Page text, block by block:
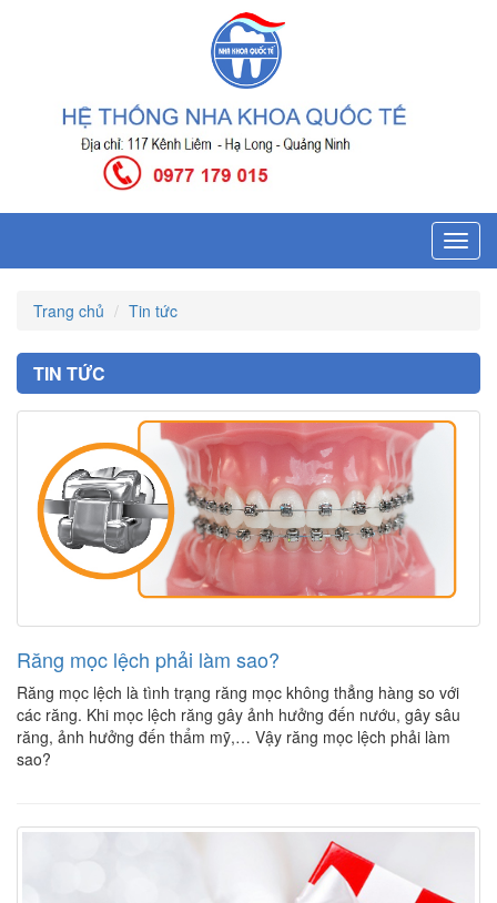
Trang chủ Tin tức
TIN TỨC
Răng mọc lệch phải làm sao?
Răng mọc lệch là tình trạng răng mọc không thẳng hàng so với
các răng. Khi mọc lệch răng gây ảnh hưởng đến nướu, gây sâu
răng, ảnh hưởng đến thẩm mỹ,… Vậy răng mọc lệch phải làm
sao?